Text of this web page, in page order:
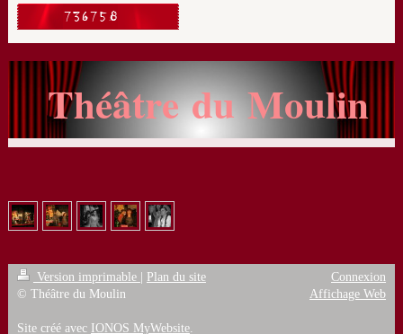
Théâtre du Moulin
Version imprimable
Plan du site
© Théâtre du Moulin
Site créé avec IONOS MyWebsite.
Connexion
Affichage Web